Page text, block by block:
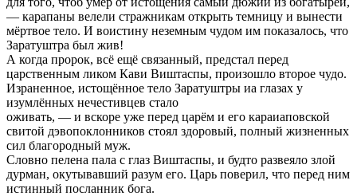
— карапаны велели стражникам открыть темницу и вынести
мёртвое тело. И воистину неземным чудом им показалось, что
Заратуштра был жив!
А когда пророк, всё ещё связанный, предстал перед
царственным ликом Кави Виштаспы, произошло второе чудо.
Израненное, истощённое тело Заратуштры иа глазах у
изумлённых нечестивцев стало
оживать, — и вскоре уже перед царём и его караиаповской
свитой дэвопоклонников стоял здоровый, полный жизненных
сил благородный муж.
Словно пелена пала с глаз Виштаспы, и будто развеяло злой
дурман, окутывавший разум его. Царь поверил, что перед ним
истинный посланник бога.